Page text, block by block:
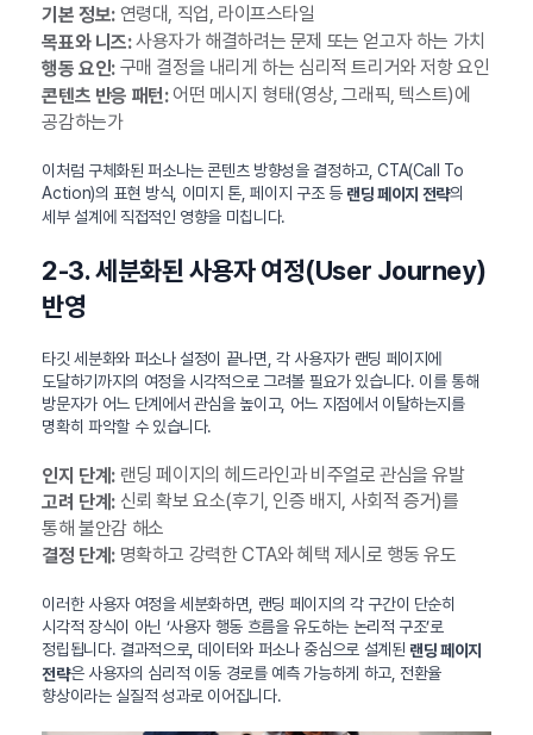
기본 정보:연령대, 직업, 라이프스타일
목표와 니즈:사용자가 해결하려는 문제 또는 얻고자 하는 가치
행동 요인:구매 결정을 내리게 하는 심리적 트리거와 저항 요인
콘텐츠 반응 패턴:어떤 메시지 형태(영상, 그래픽, 텍스트)에
공감하는가
이처럼 구체화된 퍼소나는 콘텐츠 방향성을 결정하고, CTA(Call To
Action)의 표현 방식, 이미지 톤, 페이지 구조 등 랜딩 페이지 전략의
세부 설계에 직접적인 영향을 미칩니다.
2-3. 세분화된 사용자 여정(User Journey)
반영
타깃 세분화와 퍼소나 설정이 끝나면, 각 사용자가 랜딩 페이지에
도달하기까지의 여정을 시각적으로 그려볼 필요가 있습니다. 이를 통해
방문자가 어느 단계에서 관심을 높이고, 어느 지점에서 이탈하는지를
명확히 파악할 수 있습니다.
인지 단계:랜딩 페이지의 헤드라인과 비주얼로 관심을 유발
고려 단계:신뢰 확보 요소(후기, 인증 배지, 사회적 증거)를
통해 불안감 해소
결정 단계:명확하고 강력한 CTA와 혜택 제시로 행동 유도
이러한 사용자 여정을 세분화하면, 랜딩 페이지의 각 구간이 단순히
시각적 장식이 아닌 ‘사용자 행동 흐름을 유도하는 논리적 구조’로
정립됩니다. 결과적으로, 데이터와 퍼소나 중심으로 설계된 랜딩 페이지
전략은 사용자의 심리적 이동 경로를 예측 가능하게 하고, 전환율
향상이라는 실질적 성과로 이어집니다.